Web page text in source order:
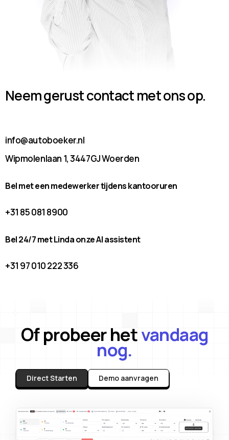
Neem gerust contact met ons op.
info@autoboeker.nl
Wipmolenlaan 1, 3447GJ Woerden
Bel met een medewerker tijdens kantooruren
+31 85 081 8900
Bel 24/7 met Linda onze AI assistent
+31 97 010 222 336
Of probeer hetvandaag
nog.
Direct Starten Demo aanvragen